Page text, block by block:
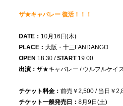
ザ★キャバレー 復活！！！
DATE： 10月16日(木)
PLACE： 大阪・十三FANDANGO
OPEN 18:30 /START19:00
出演： ザ★キャバレー / ウルフルケイ
チケット料金： 前売￥2,500 / 当日￥
チケット一般発売日： 8月9日(土)